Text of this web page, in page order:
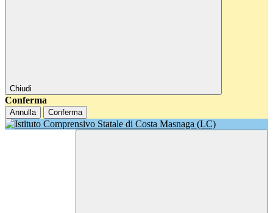
Chiudi
Conferma
Annulla Conferma